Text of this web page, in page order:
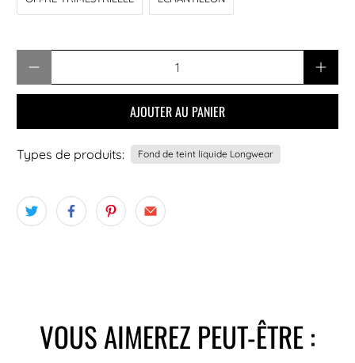
AJOUTER AU PANIER
Types de produits: Fond de teint liquide Longwear
VOUS AIMEREZ PEUT-ÊTRE :